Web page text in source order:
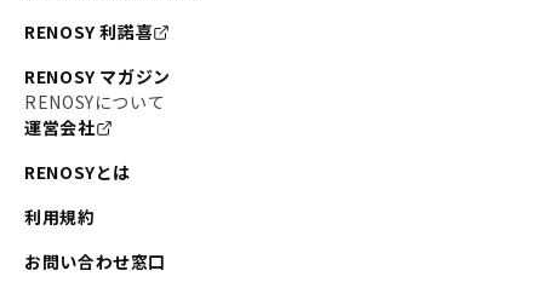
RENOSY 利諾喜
RENOSY マガジン
RENOSYについて
運営会社
RENOSYとは
利用規約
お問い合わせ窓口